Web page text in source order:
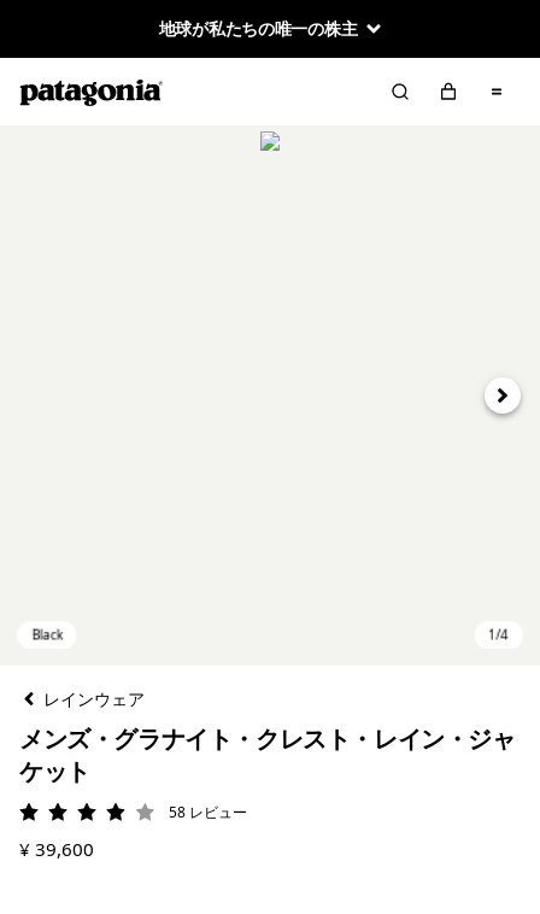
地球が私たちの唯一の株主
次へ
レインウェア
メンズ・グラナイト・クレスト・レイン・ジャ
ケット
評価: 3.9 / 5
58 レビュー
¥ 39,600